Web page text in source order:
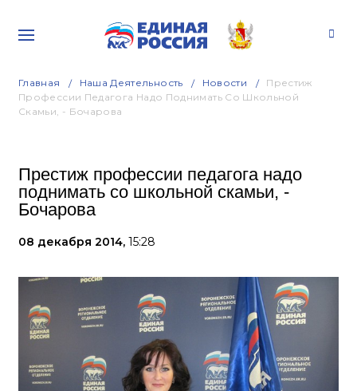
Главная Наша Деятельность Новости
Престиж
Профессии Педагога Надо Поднимать Со Школьной
Скамьи, - Бочарова
Престиж профессии педагога надо
поднимать со школьной скамьи, -
Бочарова
08 декабря 2014, 15:28